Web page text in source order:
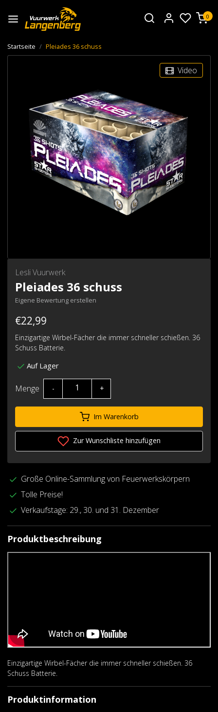
0
Startseite Pleiades 36 schuss
Video
Lesli Vuurwerk
Pleiades 36 schuss
Eigene Bewertung erstellen
€22,99
Einzigartige Wirbel-Fächer die immer schneller schießen. 36
Schuss Batterie.
Auf Lager
Menge - +
Im Warenkorb
Zur Wunschliste hinzufügen
Große Online-Sammlung von Feuerwerkskörpern
Tolle Preise!
Verkaufstage: 29., 30. und 31. Dezember
Produktbeschreibung
Einzigartige Wirbel-Fächer die immer schneller schießen. 36
Schuss Batterie.
Produktinformation